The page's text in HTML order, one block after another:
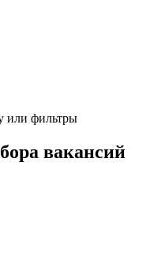
или фильтры
вакансий